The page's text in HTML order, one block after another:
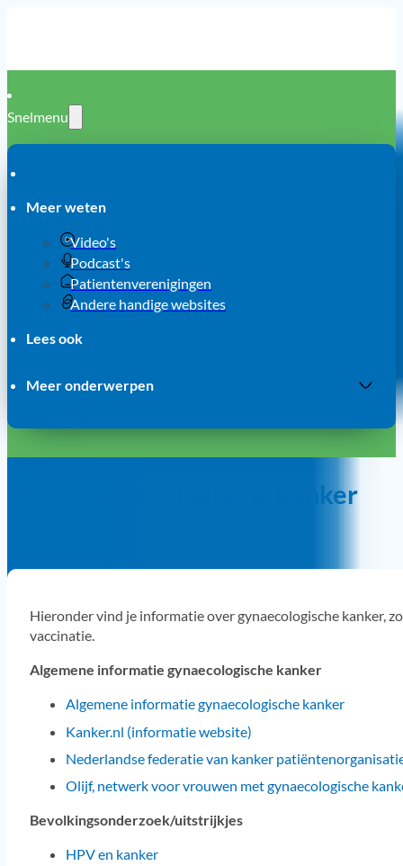
Snelmenu
Meer weten
Video's
Podcast's
Patientenverenigingen
Andere handige websites
Lees ook
Meer onderwerpen
Tegel Gynaecologische kanker
Hieronder vind je informatie over gynaecologische kanker,
vaccinatie.
Algemene informatie gynaecologische kanker
Algemene informatie gynaecologische kanker
Kanker.nl (informatie website)
Nederlandse federatie van kanker
Olijf, netwerk voor vrouwen met gynaecologische
Bevolkingsonderzoek/uitstrijkjes
HPV en kanker